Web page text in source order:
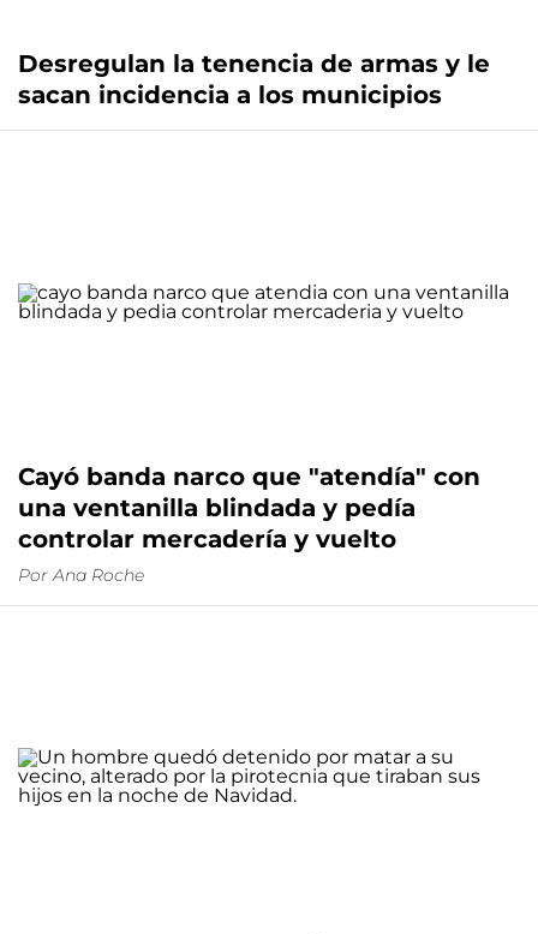
Desregulan la tenencia de armas y le
sacan incidencia a los municipios
Cayó banda narco que "atendía" con
una ventanilla blindada y pedía
controlar mercadería y vuelto
Por Ana Roche